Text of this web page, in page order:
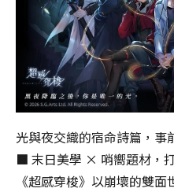
光與夜交織的宿命詩篇，事
■ 末日美學 × 哨嚮題材，
《超感穿梭》以崩壞的雙